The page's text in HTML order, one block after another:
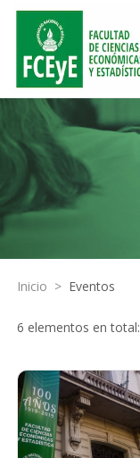
Inicio > Eventos
6 elementos en total: